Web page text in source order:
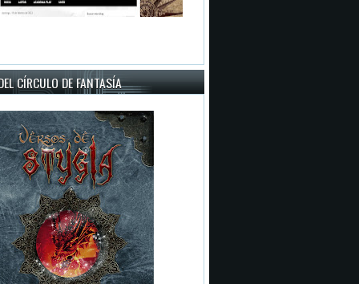
CÍRCULO DE FANTASÍA